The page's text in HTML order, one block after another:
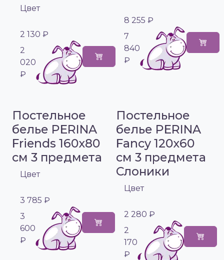
Цвет
2 130 ₽
2
020
₽
8 255 ₽
7
840
₽
Постельное
белье PERINA
Friends 160х80
см 3 предмета
Цвет
3 785 ₽
3
600
₽
Постельное
белье PERINA
Fancy 120х60
см 3 предмета
Слоники
Цвет
2 280 ₽
2
170
₽